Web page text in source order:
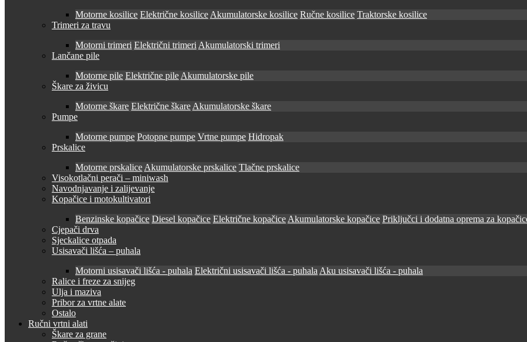
Motorne kosilice Električne kosilice Akumulatorske kosilice Ručne kosilice Traktorske kosilice
Trimeri za travu
Motorni trimeri Električni trimeri Akumulatorski trimeri
Lančane pile
Motorne pile Električne pile Akumulatorske pile
Škare za živicu
Motorne škare Električne škare Akumulatorske škare
Pumpe
Motorne pumpe Potopne pumpe Vrtne pumpe Hidropak
Prskalice
Motorne prskalice Akumulatorske prskalice Tlačne prskalice
Visokotlačni perači – miniwash
Navodnjavanje i zalijevanje
Kopačice i motokultivatori
Benzinske kopačice Diesel kopačice Električne kopačice Akumulatorske kopačice Priključci i dodatna oprema za
Cjepači drva
Sjeckalice otpada
Usisavači lišća – puhala
Motorni usisavači lišća - puhala Električni usisavači lišća - puhala Aku usisavači lišća - puhala
Ralice i freze za snijeg
Ulja i maziva
Pribor za vrtne alate
Ostalo
Ručni vrtni alati
Škare za grane